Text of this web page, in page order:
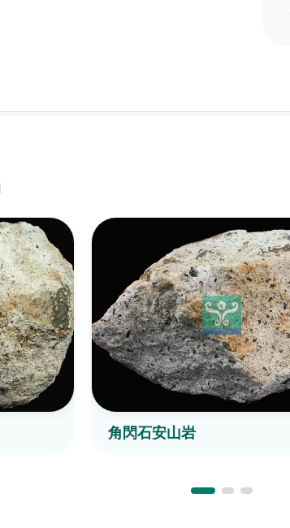
角閃石安山岩